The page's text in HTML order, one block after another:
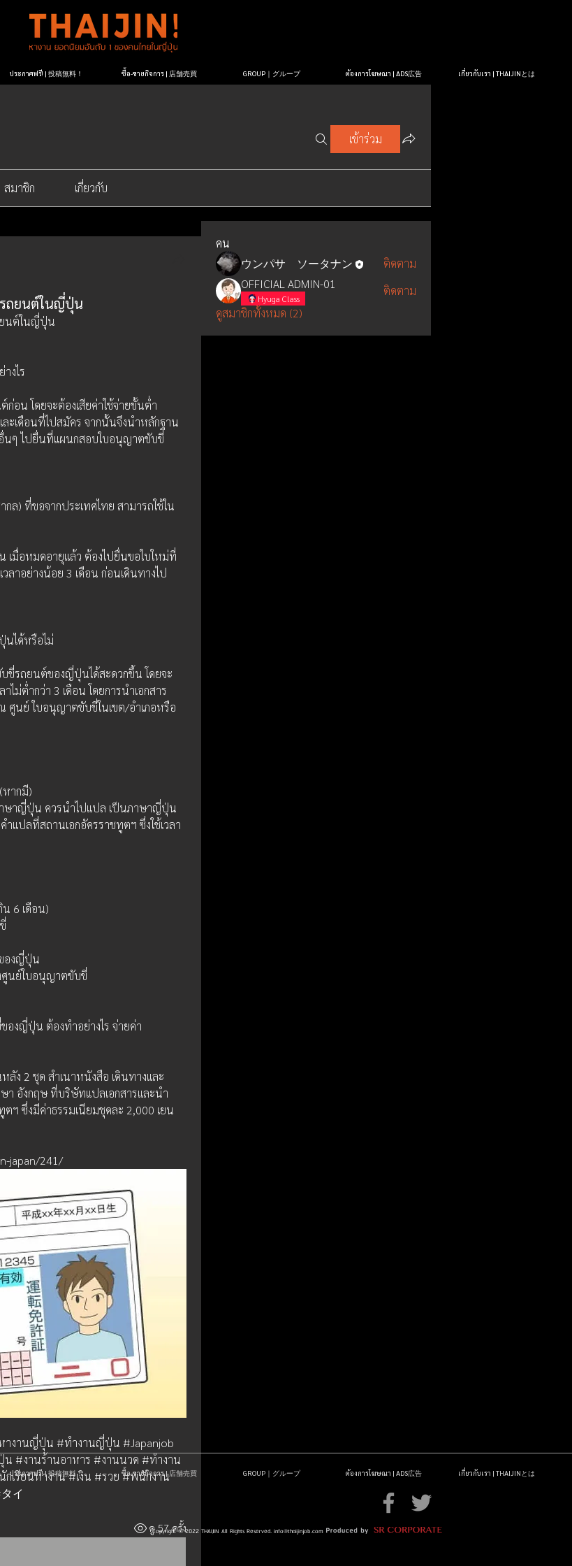
ประกาศฟรี! | 投稿無料！ ซื้อ-ขายกิจการ | 店舗売買 GROUP｜グループ ต้องการโฆษณา | ADS広告 เกี่ยวกับเรา | THAIJINとは
เข้าร่วม
สมาชิก เกี่ยวกับ
ถยนต์ในญี่ปุ่น
นต์ในญี่ปุ่น
งไร
ก่อน โดยจะต้องเสียค่าใช้จ่ายขั้นต่ำ
ะเดือนที่ไปสมัคร จากนั้นจึงนำหลักฐาน
นๆ ไปยื่นที่แผนกสอบใบอนุญาตขับขี่
ล) ที่ขอจากประเทศไทย สามารถใช้ใน
เมื่อหมดอายุแล้ว ต้องไปยื่นขอใบใหม่ที่
ลาอย่างน้อย 3 เดือน ก่อนเดินทางไป
นได้หรือไม่
ขี่รถยนต์ของญี่ปุ่นได้สะดวกขึ้น โดยจะ
ม่ต่ำกว่า 3 เดือน โดยการนำเอกสาร
นย์ ใบอนุญาตขับขี่ในเขต/อำเภอหรือ
หากมี)
ษาญี่ปุ่น ควรนำไปแปล เป็นภาษาญี่ปุ่น
แปลที่สถานเอกอัครราชทูตฯ ซึ่งใช้เวลา
น 6 เดือน)
องญี่ปุ่น
ศูนย์ใบอนุญาตขับขี่
องญี่ปุ่น ต้องทำอย่างไร จ่ายค่า
ง 2 ชุด สำเนาหนังสือ เดินทางและ
า อังกฤษ ที่บริษัทแปลเอกสารและนำ
ฯ ซึ่งมีค่าธรรมเนียมชุดละ 2,000 เยน
japan/241/
างานญี่ปุ่น #ทำงานญี่ปุ่น #Japanjob
น #งานร้านอาหาร #งานนวด #ทำงาน
เรียนหางาน #เงิน #รวย #พนักงาน
イ
ดู 57 ครั้ง
คน
ウンパサ ソータナン
ติดตาม
OFFICIAL ADMIN-01
Hyuga Class
ติดตาม
ดูสมาชิกทั้งหมด (2)
ประกาศฟรี! | 投稿無料！ ซื้อ-ขายกิจการ | 店舗売買 GROUP｜グループ ต้องการโฆษณา | ADS広告 เกี่ยวกับเรา | THAIJINとは
Copyright © 2022 THAIJIN All Rights Reserved. info@thaijinjob.com